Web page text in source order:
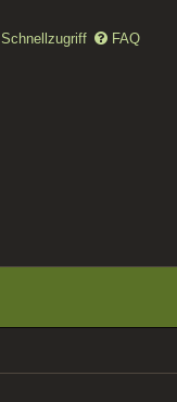
Schnellzugriff FAQ